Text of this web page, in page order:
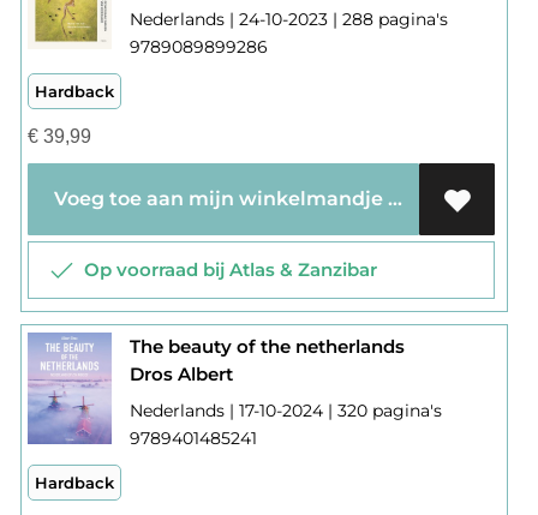
Nederlands | 24-10-2023 | 288 pagina's
9789089899286
Hardback
€39,99
Voeg toe aan mijn winkelmandje
Op voorraad bij Atlas & Zanzibar
The beauty of the netherlands
Dros Albert
Nederlands | 17-10-2024 | 320 pagina's
9789401485241
Hardback